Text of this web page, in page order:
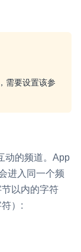
需要设置该参
动的频道。App
进入同一个频
以内的字符
）: